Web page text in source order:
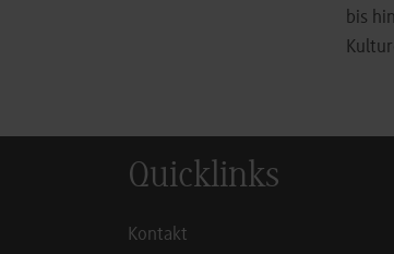
bis
Quicklinks
Kontakt